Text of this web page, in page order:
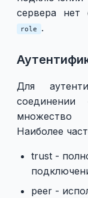
сервера нет
role .
Для
множество
Наиболее
trust -
peer -